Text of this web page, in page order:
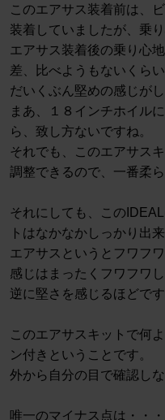
このエアサス装着前は、
装着していましたが、乗
エアサス装着後の乗り心
差、比べようもないくら
だいくぶん堅めの感じがし
まあ、１８インチホイル
ら、致し方ないですね。
それでも、このエアサス
調整できるので、一番柔
それにしても、この
トはなかなかしっかり出
エアサスというとフワフ
感じはまったくフワフワ
逆に堅さを感じるほどです
このエアサスキットで何
ン付きということです。
外から自分の目で確認し
唯一のマイナス点は・・